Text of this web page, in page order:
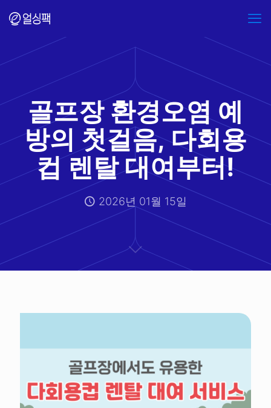
골프장 환경오염 예
방의 첫걸음, 다회용
컵 렌탈 대여부터!
2026년 01월 15일